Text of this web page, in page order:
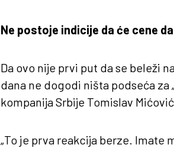
Ne postoje indicije da će cene
Da ovo nije prvi put da se beleži
dana ne dogodi ništa podseća
kompanija Srbije Tomislav
„To je prva reakcija berze. Imate